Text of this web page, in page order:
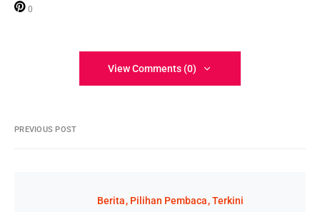
0
View Comments (0)
PREVIOUS POST
Berita Pilihan Pembaca Terkini